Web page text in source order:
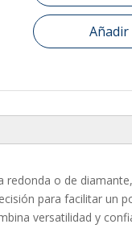
redonda o de
para facilitar un
versatilidad y